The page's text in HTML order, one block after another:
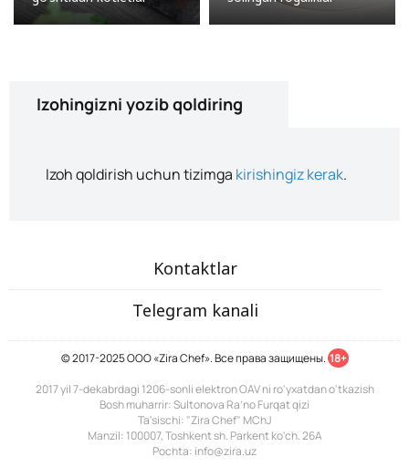
Izohingizni yozib qoldiring
Izoh qoldirish uchun tizimga kirishingiz kerak.
Kontaktlar
Telegram kanali
© 2017-2025 ООО «Zira Chef». Все права защищены. 18+
2017 yil 7-dekabrdagi 1206-sonli elektron OAV ni ro'yxatdan o'tkazish
Bosh muharrir: Sultonova Ra’no Furqat qizi
Ta'sischi: "Zira Chef" MChJ
Manzil: 100007, Toshkent sh. Parkent ko'ch. 26A
Pochta: info@zira.uz